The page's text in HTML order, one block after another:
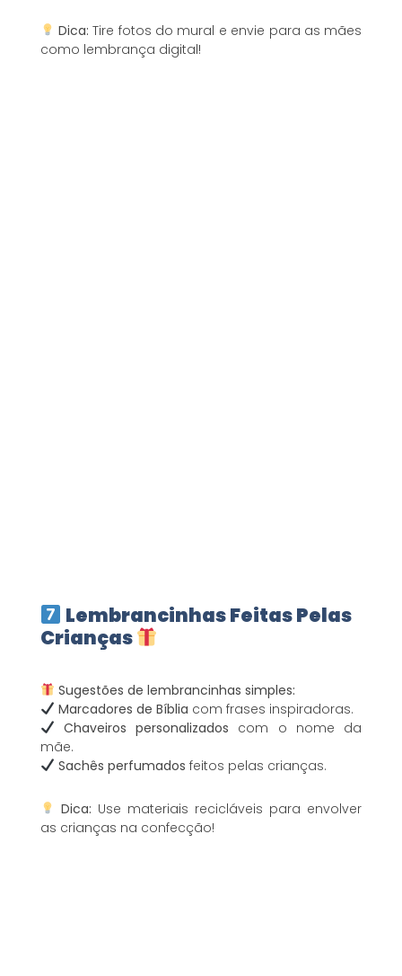
Dica: Tire fotos do mural e envie para as mães
como lembrança digital!
Lembrancinhas Feitas Pelas
Crianças
Sugestões de lembrancinhas simples:
Marcadores de Bíblia com frases inspiradoras.
Chaveiros personalizados com o nome da
mãe.
Sachês perfumados feitos pelas crianças.
Dica: Use materiais recicláveis para envolver
as crianças na confecção!